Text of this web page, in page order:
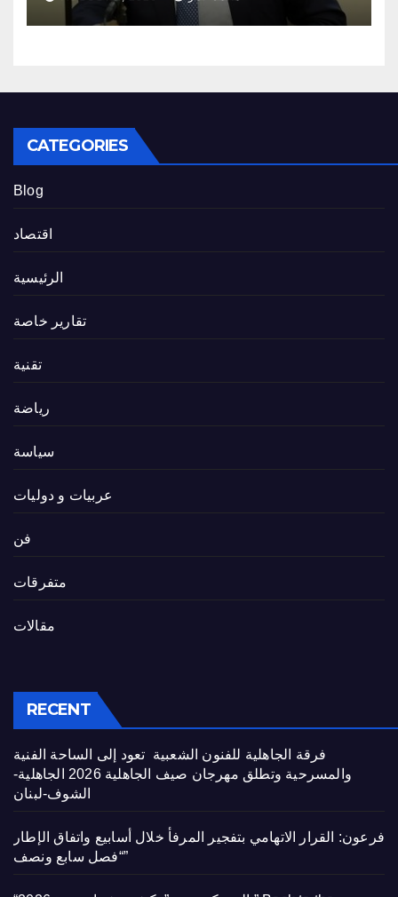
CATEGORIES
Blog
اقتصاد
الرئيسية
تقارير خاصة
تقنية
رياضة
سياسة
عربيات و دوليات
فن
متفرقات
مقالات
RECENT
فرقة الجاهلية للفنون الشعبية تعود إلى الساحة الفنية
والمسرحية وتطلق مهرجان صيف الجاهلية 2026 الجاهلية-
الشوف-لبنان
فرعون: القرار الاتهامي بتفجير المرفأ خلال أسابيع واتفاق الإطار
“فصل سابع ونصف”